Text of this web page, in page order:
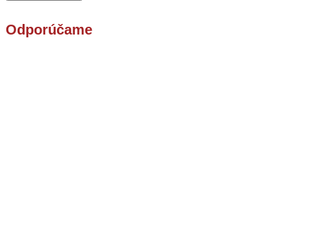
Odporúčame